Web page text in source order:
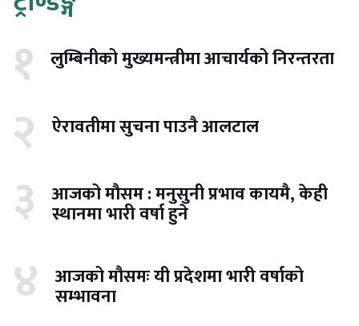
१ लुम्बिनीको मुख्यमन्त्रीमा आचार्यको निरन्तरता
२ ऐरावतीमा सुचना पाउनै आलटाल
३ आजको मौसम : मनुसुनी प्रभाव कायमै, केही
स्थानमा भारी वर्षा हुने
४ आजको मौसमः यी प्रदेशमा भारी वर्षाको
सम्भावना